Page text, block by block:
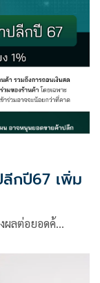
กปี67 เพิ่ม
ผลต่อยอดค้…